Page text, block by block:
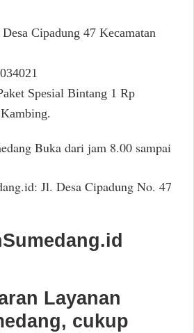
Cipadung 47 Kecamatan
Spesial Bintang 1 Rp
Buka dari jam 8.00 sampai
Jl. Desa Cipadung No. 47
Layanan
cukup